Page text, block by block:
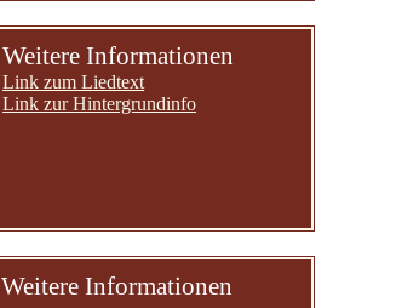
Weitere Informationen
Link zum Liedtext
Link zur Hintergrundinfo
Weitere Informationen